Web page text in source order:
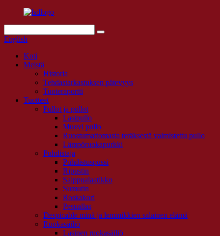
English
Koti
Meistä
Historia
Tehdastarkastuksen pätevyys
Tuoteraportti
Tuotteet
Pullot ja pullot
Lasipullo
Muovi pullo
Ruostumattomasta teräksestä valmistettu pullo
Lämpöruokapurkki
Puhdistaja
Puhdistuspussi
Ripustin
Saippualaatikko
Sumutin
Roskakori
Pesuallas
Despicable minä ja lemmikkien salainen elämä
Ruokasäiliö
Lasinen ruokasäiliö